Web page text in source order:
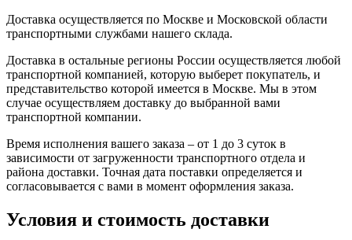
Доставка осуществляется по Москве и Московской области
транспортными службами нашего склада.
Доставка в остальные регионы России осуществляется любой
транспортной компанией, которую выберет покупатель, и
представительство которой имеется в Москве. Мы в этом
случае осуществляем доставку до выбранной вами
транспортной компании.
Время исполнения вашего заказа – от 1 до 3 суток в
зависимости от загруженности транспортного отдела и
района доставки. Точная дата поставки определяется и
согласовывается с вами в момент оформления заказа.
Условия и стоимость доставки